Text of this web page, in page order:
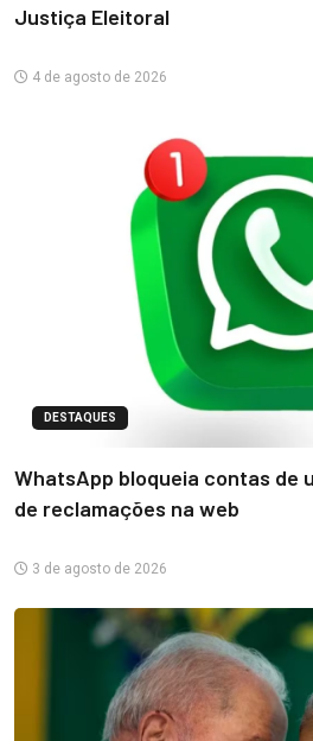
Justiça Eleitoral
4 de agosto de 2026
DESTAQUES
WhatsApp bloqueia contas de
de reclamações na web
3 de agosto de 2026